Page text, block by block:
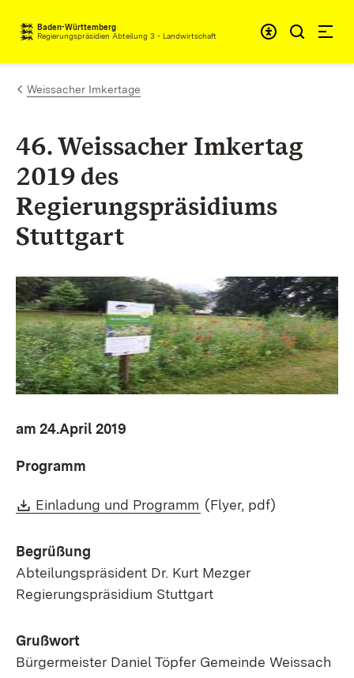
Zum Inhalt springen
Baden-Württemberg
Regierungspräsidien Abteilung 3 - Landwirtschaft
Weissacher Imkertage
46. Weissacher Imkertag
2019 des
Regierungspräsidiums
Stuttgart
am 24.April 2019
Programm
Download:
Einladung und Programm (Öffnet in neuem
(Flyer, pdf)
Begrüßung
Abteilungspräsident Dr. Kurt Mezger
Regierungspräsidium Stuttgart
Grußwort
Bürgermeister Daniel Töpfer Gemeinde Weissach